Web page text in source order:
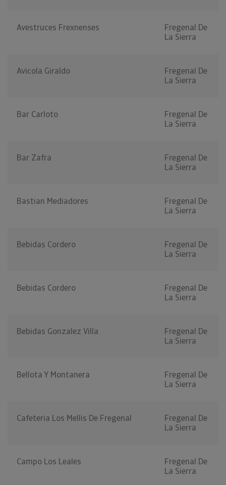
Avestruces Frexnenses
Fregenal De
La Sierra
Avicola Giraldo
Fregenal De
La Sierra
Bar Carloto
Fregenal De
La Sierra
Bar Zafra
Fregenal De
La Sierra
Bastian Mediadores
Fregenal De
La Sierra
Bebidas Cordero
Fregenal De
La Sierra
Bebidas Cordero
Fregenal De
La Sierra
Bebidas Gonzalez Villa
Fregenal De
La Sierra
Bellota Y Montanera
Fregenal De
La Sierra
Cafeteria Los Mellis De Fregenal
Fregenal De
La Sierra
Campo Los Leales
Fregenal De
La Sierra